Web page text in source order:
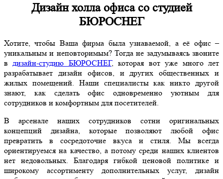
Дизайн холла офиса со студией
БЮРОСНЕГ
Хотите, чтобы Ваша фирма была узнаваемой, а её офис –
уникальным и неповторимым? Тогда не задумываясь звоните
вдизайн-студию БЮРОСНЕГ, которая вот уже много лет
разрабатывает дизайн офисов, и других общественных и
жилых помещений. Наши специалисты как никто другой
знают, как сделать офис одновременно уютным для
сотрудников и комфортным для посетителей.
В арсенале наших сотрудников сотни оригинальных
концепций дизайна, которые позволяют любой офис
превратить в сосредоточие вкуса и стиля. Мы всегда
ориентируемся на качество, а потому среди наших клиентов
нет недовольных. Благодаря гибкой ценовой политике и
широкому ассортименту дополнительных услуг, дизайн